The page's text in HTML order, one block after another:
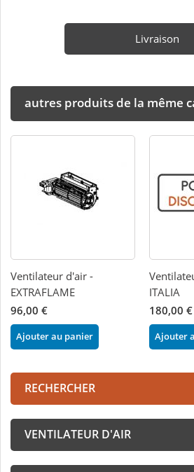
Livraison
autres produits de la même
Ventilateur d'air -
EXTRAFLAME
96,00 €
Ajouter au panier
ITALIA
180,00 €
Ajouter
RECHERCHER
VENTILATEUR D'AIR